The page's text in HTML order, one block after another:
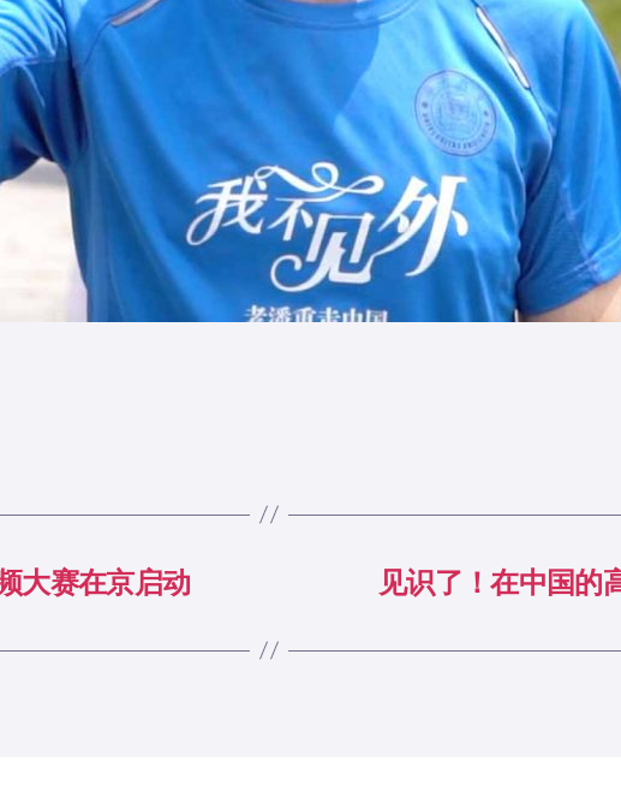
大赛在京启动 见识了！在中国的